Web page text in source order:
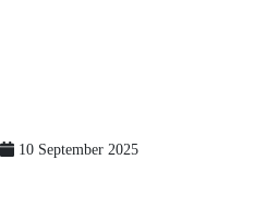
10 September 2025